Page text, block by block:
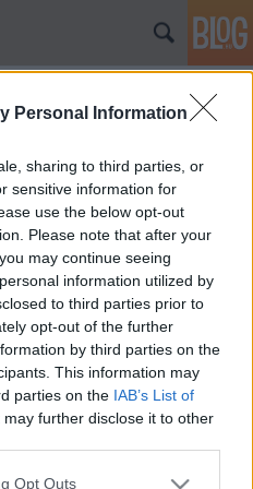
Personal Information
sharing to third parties, or
sensitive information for
use the below opt-out
Please note that after your
may continue seeing
information utilized by
to third parties prior to
opt-out of the further
by third parties on the
This information may
parties on the IAB’s List of
may further disclose it to other
uses one or more Google
Opt Outs
25.
Szabó Domokos
ez év augusztusában az
tett emlékútjának
féle utazási recept
csekély pénzzel,
az első